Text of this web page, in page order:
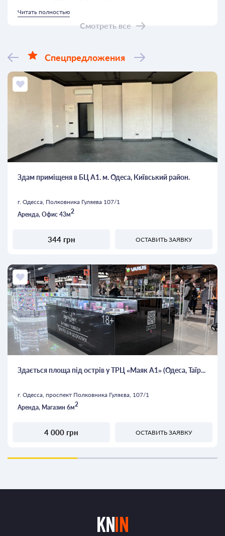
Смотреть все
Читать полностью
Спецпредложения
Здам приміщеня в БЦ А1. м. Одеса, Київський район.
г. Одесса, Полковника Гуляева 107/1
Аренда, Офис 43м2
344 грн ОСТАВИТЬ ЗАЯВКУ
Здається площа під острів у ТРЦ «Маяк А1» (Одеса, Таїр...
г. Одесса, проспект Полковника Гуляєва, 107/1
Аренда, Магазин 6м2
4 000 грн ОСТАВИТЬ ЗАЯВКУ